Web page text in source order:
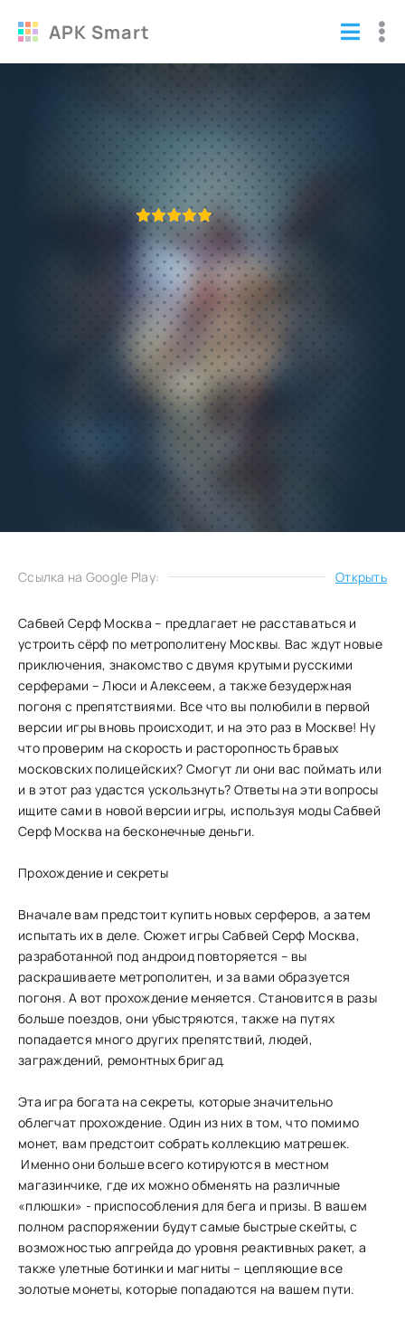
APK Smart
бесконечные деньги
Игры /Гонки
ПРИЛОЖЕНИЕ ПРОВЕРЕНО
426
Запросить обновление
Ссылка на Google Play: Открыть
Сабвей Серф Москва – предлагает не расставаться и
устроить сёрф по метрополитену Москвы. Вас ждут новые
приключения, знакомство с двумя крутыми русскими
серферами – Люси и Алексеем, а также безудержная
погоня с препятствиями. Все что вы полюбили в первой
версии игры вновь происходит, и на это раз в Москве! Ну
что проверим на скорость и расторопность бравых
московских полицейских? Смогут ли они вас поймать или
и в этот раз удастся ускользнуть? Ответы на эти вопросы
ищите сами в новой версии игры, используя моды Сабвей
Серф Москва на бесконечные деньги.
Прохождение и секреты
Вначале вам предстоит купить новых серферов, а затем
испытать их в деле. Сюжет игры Сабвей Серф Москва,
разработанной под андроид повторяется – вы
раскрашиваете метрополитен, и за вами образуется
погоня. А вот прохождение меняется. Становится в разы
больше поездов, они убыстряются, также на путях
попадается много других препятствий, людей,
заграждений, ремонтных бригад.
Эта игра богата на секреты, которые значительно
облегчат прохождение. Один из них в том, что помимо
монет, вам предстоит собрать коллекцию матрешек.
Именно они больше всего котируются в местном
магазинчике, где их можно обменять на различные
«плюшки» - приспособления для бега и призы. В вашем
полном распоряжении будут самые быстрые скейты, с
возможностью апгрейда до уровня реактивных ракет, а
также улетные ботинки и магниты – цепляющие все
золотые монеты, которые попадаются на вашем пути.